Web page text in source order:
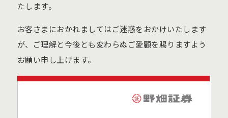
たします。
お客さまにおかれましてはご迷惑をおかけいたします
が、ご理解と今後とも変わらぬご愛顧を賜りますよう
お願い申し上げます。